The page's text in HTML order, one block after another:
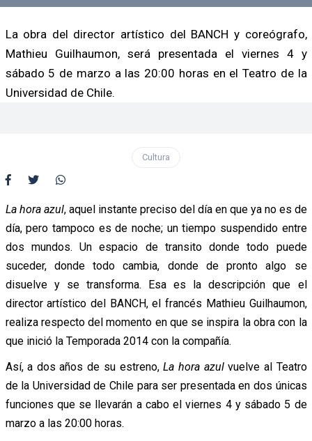
La obra del director artístico del BANCH y coreógrafo,
Mathieu Guilhaumon, será presentada el viernes 4 y
sábado 5 de marzo a las 20:00 horas en el Teatro de la
Universidad de Chile.
Cultura
La hora azul, aquel instante preciso del día en que ya no es de
día, pero tampoco es de noche; un tiempo suspendido entre
dos mundos. Un espacio de transito donde todo puede
suceder, donde todo cambia, donde de pronto algo se
disuelve y se transforma. Esa es la descripción que el
director artístico del BANCH, el francés Mathieu Guilhaumon,
realiza respecto del momento en que se inspira la obra con la
que inició la Temporada 2014 con la compañía.
Así, a dos años de su estreno,La hora azulvuelve al Teatro
de la Universidad de Chile para ser presentada en dos únicas
funciones que se llevarán a cabo el viernes 4 y sábado 5 de
marzo a las 20:00 horas.